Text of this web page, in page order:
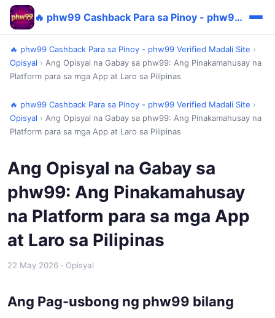
🔥 phw99 Cashback Para sa Pinoy - phw99 Verified Madali Site
🔥 phw99 Cashback Para sa Pinoy - phw99 Verified Madali Site ›
Opisyal › Ang Opisyal na Gabay sa phw99: Ang Pinakamahusay na
Platform para sa mga App at Laro sa Pilipinas
🔥 phw99 Cashback Para sa Pinoy - phw99 Verified Madali Site ›
Opisyal › Ang Opisyal na Gabay sa phw99: Ang Pinakamahusay na
Platform para sa mga App at Laro sa Pilipinas
Ang Opisyal na Gabay sa
phw99: Ang Pinakamahusay
na Platform para sa mga App
at Laro sa Pilipinas
22 May 2026 · Opisyal
Ang Pag-usbong ng phw99 bilang